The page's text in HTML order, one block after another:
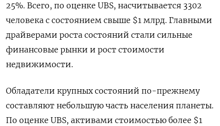
25%. Всего, по оценке UBS, насчитывается 3302
человека с состоянием свыше $1 млрд. Главными
драйверами роста состояний стали сильные
финансовые рынки и рост стоимости
недвижимости.
Обладатели крупных состояний по-прежнему
составляют небольшую часть населения планеты.
По оценке UBS, активами стоимостью более $1